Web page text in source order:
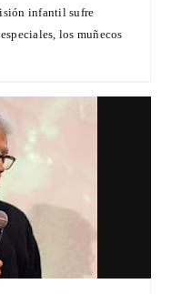
infantil sufre
los muñecos